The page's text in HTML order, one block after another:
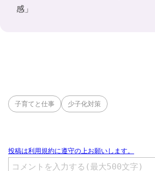
感」
子育てと仕事 少子化対策